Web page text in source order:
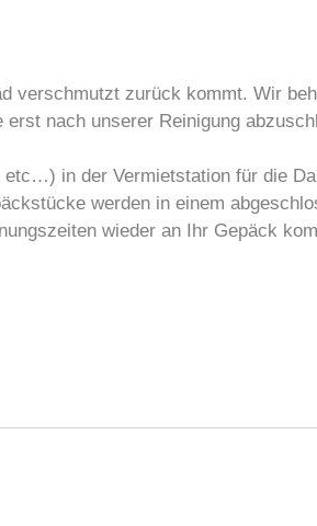
verschmutzt zurück kommt. Wir
nach unserer Reinigung
in der Vermietstation für die
werden in einem
wieder an Ihr Gepäck